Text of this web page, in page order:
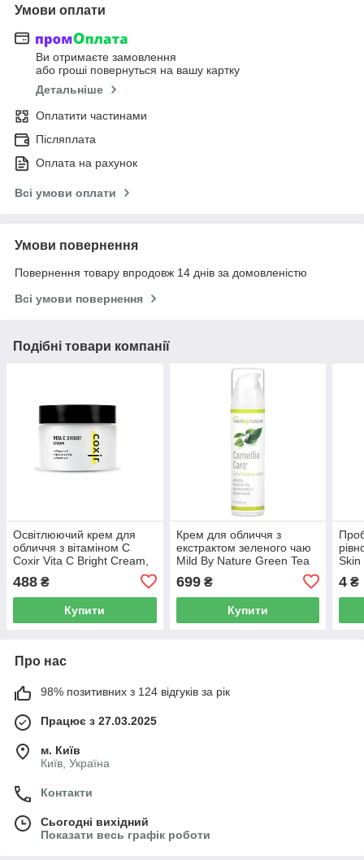
Умови оплати
Ви отримаєте замовлення
або гроші повернуться на вашу картку
Детальніше
Оплатити частинами
Післяплата
Оплата на рахунок
Всі умови оплати
Умови повернення
Повернення товару впродовж 14 днів за домовленістю
Всі умови повернення
Подібні товари компанії
Освітлюючий крем для
обличчя з вітаміном C
Coxir Vita C Bright Cream,
488 ₴
Купити
Крем для обличчя з
екстрактом зеленого чаю
Mild By Nature Green Tea
699₴
Купити
Skin
4 ₴
Про нас
98% позитивних з 124 відгуків за рік
Працює з 27.03.2025
м. Київ
Київ, Україна
Контакти
Сьогодні вихідний
Показати весь графік роботи